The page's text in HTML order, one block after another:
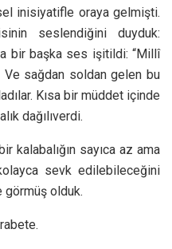
inisiyatifle oraya gelmişti.
seslendiğini duyduk:
bir başka ses işitildi: “Millî
Ve sağdan soldan gelen bu
Kısa bir müddet içinde
dağılıverdi.
kalabalığın sayıca az ama
sevk edilebileceğini
olduk.